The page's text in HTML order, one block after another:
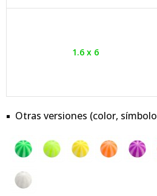
1.6 x 6
Otras versiones (color,